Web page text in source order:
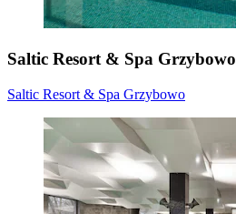
Saltic Resort & Spa Grzybowo
Saltic Resort & Spa Grzybowo